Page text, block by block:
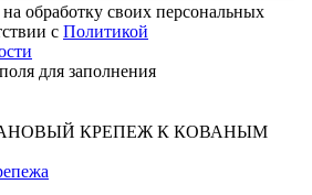
обработку своих персональных
с Политикой
для заполнения
КРЕПЕЖ К КОВАНЫМ